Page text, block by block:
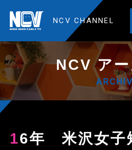
NCV CHANNEL
NCV ア
16年 米沢女子